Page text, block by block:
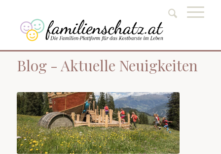
Blog - Aktuelle Neuigkeiten